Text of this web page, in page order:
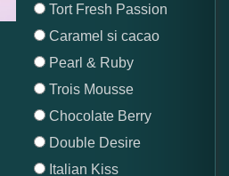
Tort Fresh Passion
Caramel si cacao
Pearl & Ruby
Trois Mousse
Chocolate Berry
Double Desire
Italian Kiss